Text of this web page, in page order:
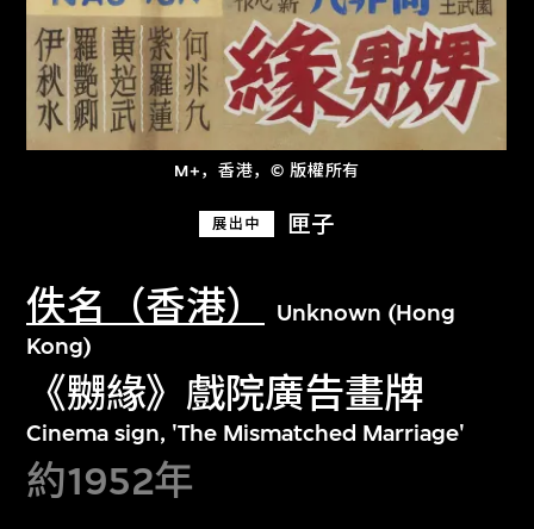
M+，香港，© 版權所有
展出中 匣子
佚名（香港）
Unknown (Hong
Kong)
《嬲緣》戲院廣告畫牌
Cinema sign, 'The Mismatched Marriage'
約1952年